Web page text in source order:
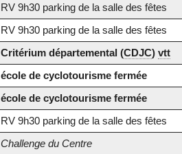
RV 9h30 parking de la salle des fêtes
RV 9h30 parking de la salle des fêtes
Critérium départemental (CDJC) vtt
école de cyclotourisme fermée
école de cyclotourisme fermée
RV 9h30 parking de la salle des fêtes
Challenge du Centre